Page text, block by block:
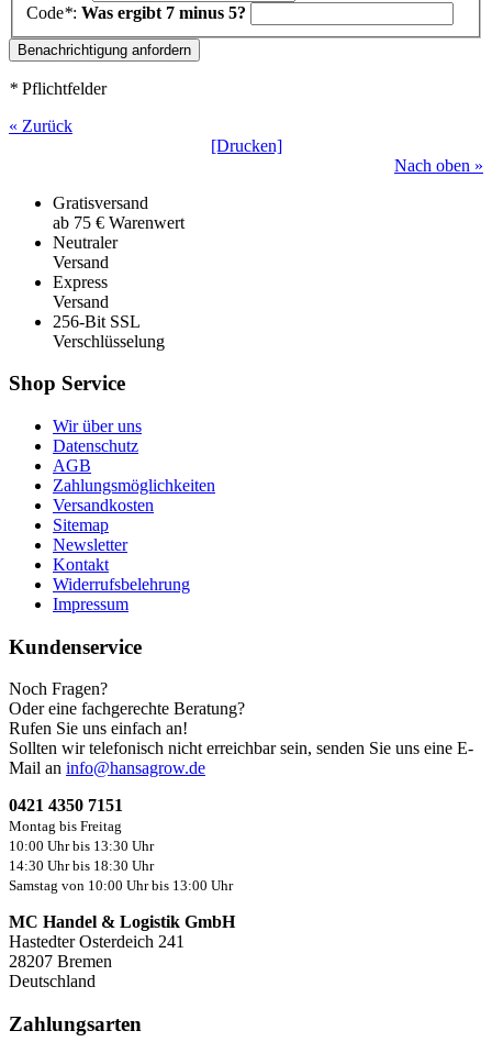
Code*: Was ergibt 7 minus 5?
* Pflichtfelder
« Zurück
[Drucken]
Nach oben »
Gratisversand
ab 75 € Warenwert
Neutraler
Versand
Express
Versand
256-Bit SSL
Verschlüsselung
Shop Service
Wir über uns
Datenschutz
AGB
Zahlungsmöglichkeiten
Versandkosten
Sitemap
Newsletter
Kontakt
Widerrufsbelehrung
Impressum
Kundenservice
Noch Fragen?
Oder eine fachgerechte Beratung?
Rufen Sie uns einfach an!
Sollten wir telefonisch nicht erreichbar sein, senden Sie uns eine E-
Mail an info@hansagrow.de
0421 4350 7151
Montag bis Freitag
10:00 Uhr bis 13:30 Uhr
14:30 Uhr bis 18:30 Uhr
Samstag von 10:00 Uhr bis 13:00 Uhr
MC Handel & Logistik GmbH
Hastedter Osterdeich 241
28207 Bremen
Deutschland
Zahlungsarten